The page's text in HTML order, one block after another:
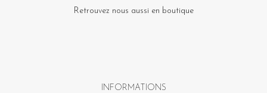
Retrouvez nous aussi en boutique
INFORMATIONS